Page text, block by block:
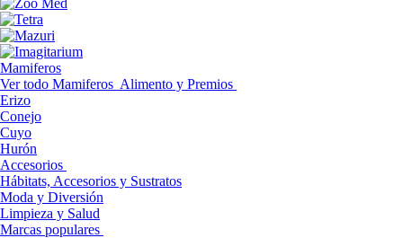
Mamiferos
Ver todo Mamiferos Alimento y Premios
Erizo
Conejo
Cuyo
Hurón
Accesorios
Hábitats, Accesorios y Sustratos
Moda y Diversión
Limpieza y Salud
Marcas populares